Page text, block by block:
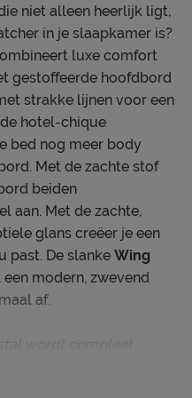
niet alleen heerlijk ligt,
in je slaapkamer is?
luxe comfort
gestoffeerde hoofdbord
strakke lijnen voor een
hotel-chique
bed nog meer body
Met de zachte stof
beiden
aan. Met de zachte,
glans creëer je een
past. De slanke Wing
modern, zwevend
af.
pocketveer